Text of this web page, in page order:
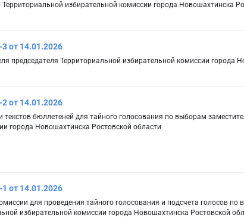
Территориальной избирательной комиссии города Новошахтинска
от 14.01.2026
председателя Территориальной избирательной комиссии города
от 14.01.2026
бюллетеней для тайного голосования по выборам
города Новошахтинска Ростовской области
от 14.01.2026
для проведения тайного голосования и подсчета голосов по
избирательной комиссии города Новошахтинска Ростовской